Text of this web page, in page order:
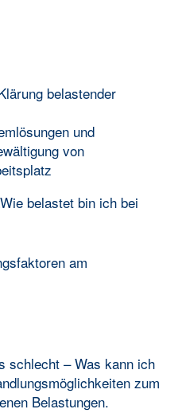
belastender
und
von
belastet bin ich bei
am
schlecht – Was kann ich
zum
Belastungen.